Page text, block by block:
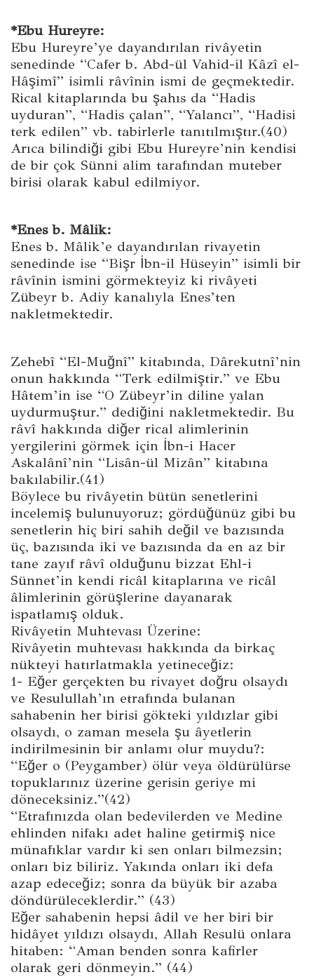
*Ebu Hureyre:
Ebu Hureyre’ye dayandırılan rivâyetin
senedinde “Cafer b. Abd-ül Vahid-il Kâzî el-
Hâşimî” isimli râvînin ismi de geçmektedir.
Rical kitaplarında bu şahıs da “Hadis
uyduran”, “Hadis çalan”, “Yalancı”, “Hadisi
terk edilen” vb. tabirlerle tanıtılmıştır.(40)
Arıca bilindiği gibi Ebu Hureyre’nin kendisi
de bir çok Sünni alim tarafından muteber
birisi olarak kabul edilmiyor.
*Enes b. Mâlik:
Enes b. Mâlik’e dayandırılan rivayetin
senedinde ise “Bişr İbn-il Hüseyin” isimli bir
râvînin ismini görmekteyiz ki rivâyeti
Zübeyr b. Adiy kanalıyla Enes’ten
nakletmektedir.
Zehebî “El-Muğnî” kitabında, Dârekutnî’nin
onun hakkında “Terk edilmiştir.” ve Ebu
Hâtem’in ise “O Zübeyr’in diline yalan
uydurmuştur.” dediğini nakletmektedir. Bu
râvî hakkında diğer rical alimlerinin
yergilerini görmek için İbn-i Hacer
Askalânî’nin “Lisân-ül Mizân” kitabına
bakılabilir.(41)
Böylece bu rivâyetin bütün senetlerini
incelemiş bulunuyoruz; gördüğünüz gibi bu
senetlerin hiç biri sahih değil ve bazısında
üç, bazısında iki ve bazısında da en az bir
tane zayıf râvî olduğunu bizzat Ehl-i
Sünnet’in kendi ricâl kitaplarına ve ricâl
âlimlerinin görüşlerine dayanarak
ispatlamış olduk.
Rivâyetin Muhtevası Üzerine:
Rivâyetin muhtevası hakkında da birkaç
nükteyi hatırlatmakla yetineceğiz:
1- Eğer gerçekten bu rivayet doğru olsaydı
ve Resulullah’ın etrafında bulanan
sahabenin her birisi gökteki yıldızlar gibi
olsaydı, o zaman mesela şu âyetlerin
indirilmesinin bir anlamı olur muydu?:
“Eğer o (Peygamber) ölür veya öldürülürse
topuklarınız üzerine gerisin geriye mi
döneceksiniz.”(42)
“Etrafınızda olan bedevilerden ve Medine
ehlinden nifakı adet haline getirmiş nice
münafıklar vardır ki sen onları bilmezsin;
onları biz biliriz. Yakında onları iki defa
azap edeceğiz; sonra da büyük bir azaba
döndürüleceklerdir.” (43)
Eğer sahabenin hepsi âdil ve her biri bir
hidâyet yıldızı olsaydı, Allah Resulü onlara
hitaben: “Aman benden sonra kafirler
olarak geri dönmeyin.” (44)